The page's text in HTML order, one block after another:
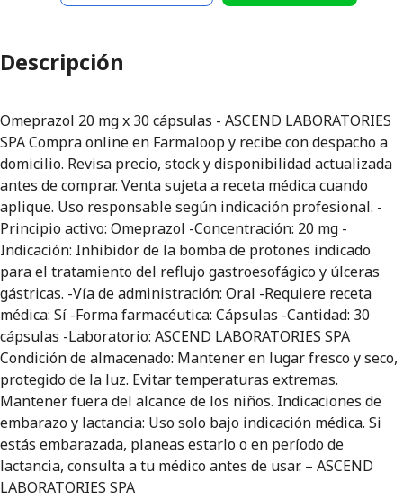
Descripción
Omeprazol 20 mg x 30 cápsulas - ASCEND LABORATORIES
SPA Compra online en Farmaloop y recibe con despacho a
domicilio. Revisa precio, stock y disponibilidad actualizada
antes de comprar. Venta sujeta a receta médica cuando
aplique. Uso responsable según indicación profesional. -
Principio activo: Omeprazol -Concentración: 20 mg -
Indicación: Inhibidor de la bomba de protones indicado
para el tratamiento del reflujo gastroesofágico y úlceras
gástricas. -Vía de administración: Oral -Requiere receta
médica: Sí -Forma farmacéutica: Cápsulas -Cantidad: 30
cápsulas -Laboratorio: ASCEND LABORATORIES SPA
Condición de almacenado: Mantener en lugar fresco y seco,
protegido de la luz. Evitar temperaturas extremas.
Mantener fuera del alcance de los niños. Indicaciones de
embarazo y lactancia: Uso solo bajo indicación médica. Si
estás embarazada, planeas estarlo o en período de
lactancia, consulta a tu médico antes de usar. – ASCEND
LABORATORIES SPA